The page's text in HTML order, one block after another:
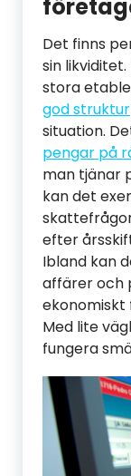
Det finns
sin
stora
god struktur
situation.
pengar på
man tjänar
kan det
efter
Ibland kan
affärer och
ekonomiskt
Med lite
fungera